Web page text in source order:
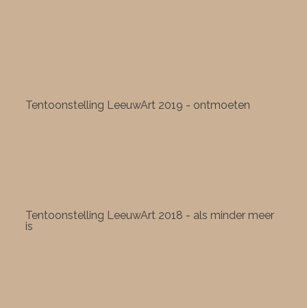
Tentoonstelling LeeuwArt 2019 - ontmoeten
Tentoonstelling LeeuwArt 2018 - als minder meer
is